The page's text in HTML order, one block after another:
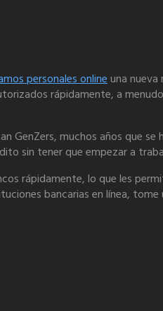
personales online una
rápidamente, a
GenZers, muchos años que se
sin tener que empezar a
rápidamente, lo que les
bancarias en línea, tome